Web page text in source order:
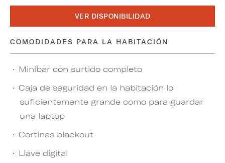
VER DISPONIBILIDAD
COMODIDADES PARA LA HABITACIÓN
Minibar con surtido completo
Caja de seguridad en la habitación lo
suficientemente grande como para guardar
una laptop
Cortinas blackout
Llave digital